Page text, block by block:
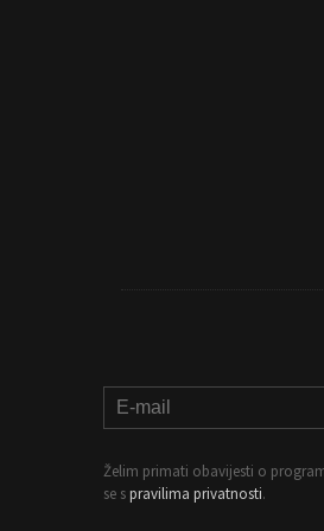
Želim primati obavijesti o
se spravilima privatnosti.